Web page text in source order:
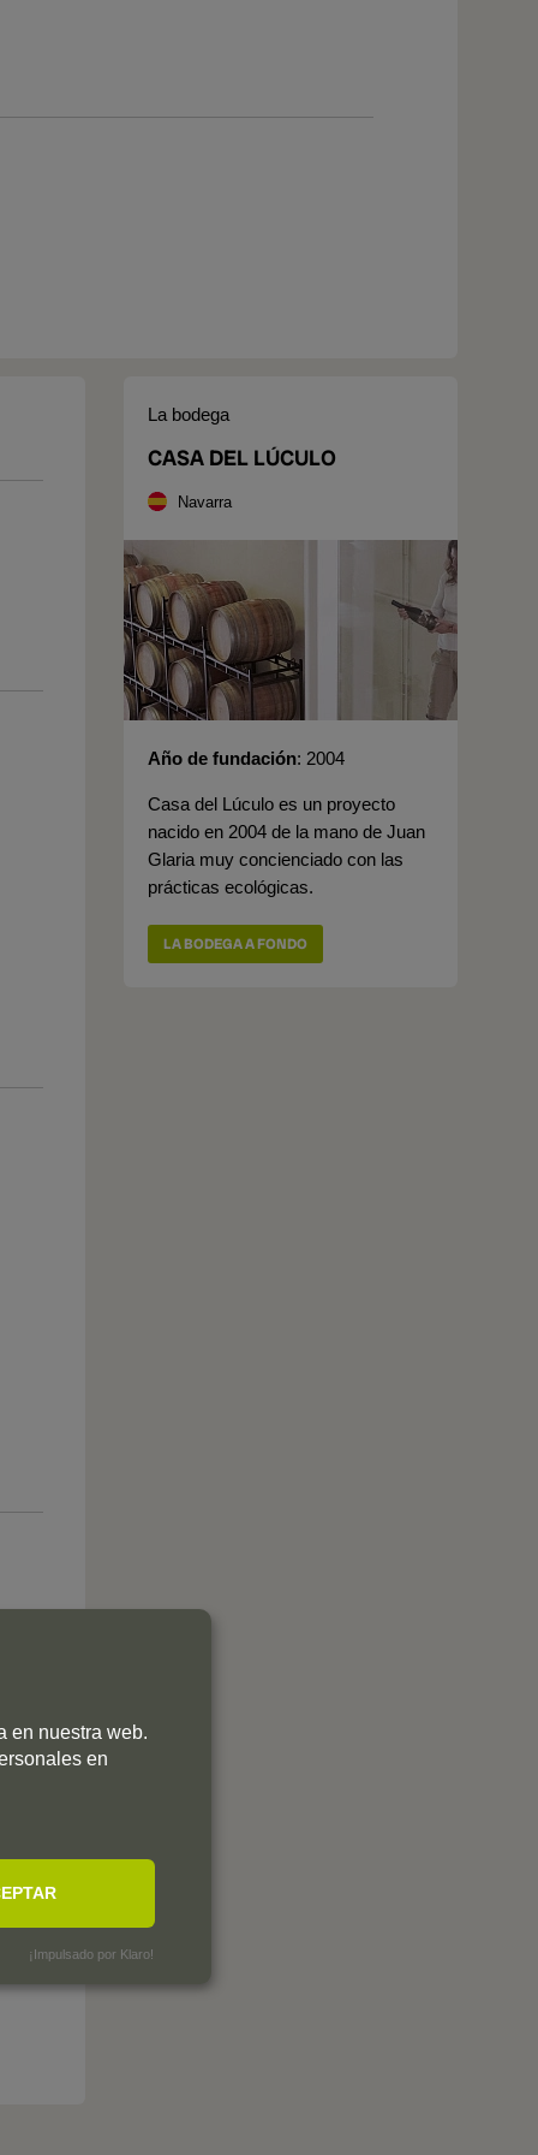
La bodega
CASA DEL LÚCULO
Navarra
Año de fundación 2004
Casa del Lúculo es un proyecto
nacido en 2004 de la mano de Juan
Glaria muy concienciado con las
prácticas ecológicas.
LA BODEGA A FONDO
en nuestra web.
en
¡Impulsado por Klaro!